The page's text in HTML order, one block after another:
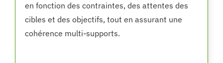
en fonction des contraintes, des attentes des
cibles et des objectifs, tout en assurant une
cohérence multi-supports.